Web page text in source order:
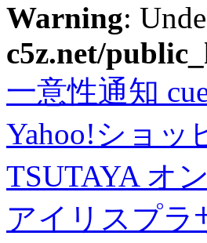
Warning:
c5z.net/
一意性通知
Yahoo!ショッ
TSUTAYA オ
アイリスプラ